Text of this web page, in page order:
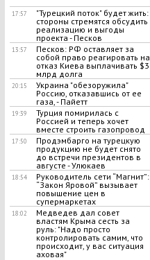
17:57
"Турецкий поток" будет жить:
стороны стремятся обсудить
реализацию и выгоды
проекта - Песков
13:57
Песков: РФ оставляет за
собой право реагировать на
отказ Киева выплачивать $3
млрд долга
20:15
Украина "обезоружила"
Россию, отказавшись от ее
газа, - Пайетт
19:39
Турция помирилась с
Россией и теперь хочет
вместе строить газопровод
17:50
Продэмбарго на турецкую
продукцию не будет снято
до встречи президентов в
августе - Улюкаев
18:54
Руководитель сети “Магнит”:
“Закон Яровой” вызывает
повышение цен в
супермаркетах
18:02
​Медведев дал совет
властям Крыма сесть за
руль: "Надо просто
контролировать самим, что
происходит, у вас ситуация
аховая"